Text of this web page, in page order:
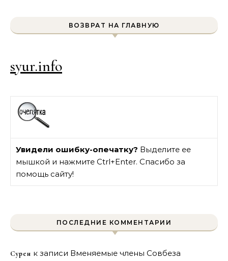
ВОЗВРАТ НА ГЛАВНУЮ
syur.info
Увидели ошибку-опечатку? Выделите ее
мышкой и нажмите Ctrl+Enter. Спасибо за
помощь сайту!
ПОСЛЕДНИЕ КОММЕНТАРИИ
Сурен к записи Вменяемые члены Совбеза